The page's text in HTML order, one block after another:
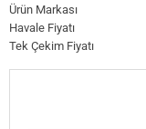
Ürün Markası
Havale Fiyatı
Tek Çekim Fiyatı